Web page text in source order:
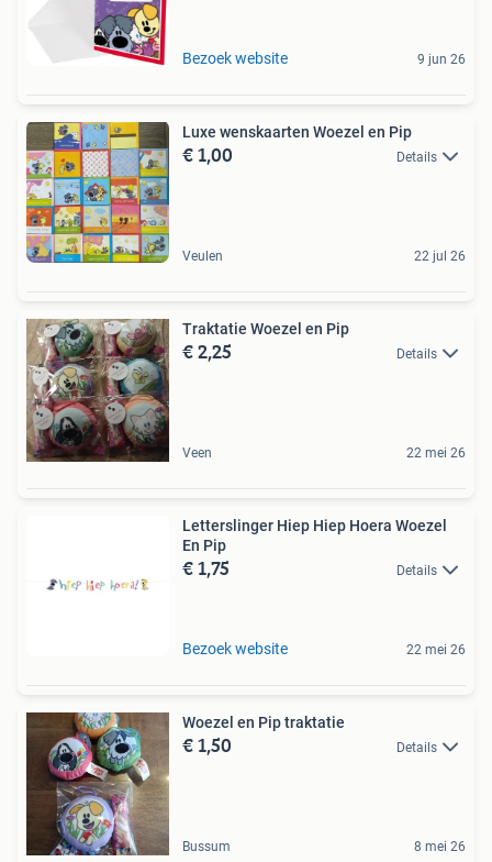
Bezoek website 9 jun 26
Luxe wenskaarten Woezel en Pip
€ 1,00 Details
Veulen 22 jul 26
Traktatie Woezel en Pip
€ 2,25 Details
Veen 22 mei 26
Letterslinger Hiep Hiep Hoera Woezel
En Pip
€ 1,75 Details
Bezoek website 22 mei 26
Woezel en Pip traktatie
€ 1,50 Details
Bussum 8 mei 26